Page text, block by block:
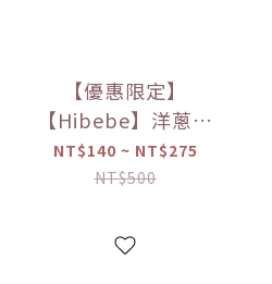
【優惠限定】
【Hibebe】洋蔥蘋
果魚湯250ml/包｜
2包/盒｜虱目魚湯
6m+｜常溫｜【優
NT$140 ~ NT$275
NT$500